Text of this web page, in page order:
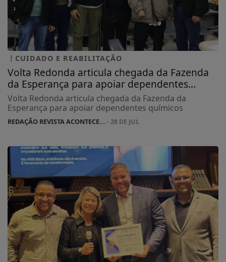
CUIDADO E REABILITAÇÃO
Volta Redonda articula chegada da Fazenda
da Esperança para apoiar dependentes...
Volta Redonda articula chegada da Fazenda da
Esperança para apoiar dependentes químicos
REDAÇÃO REVISTA ACONTECE... - 28 DE JUL